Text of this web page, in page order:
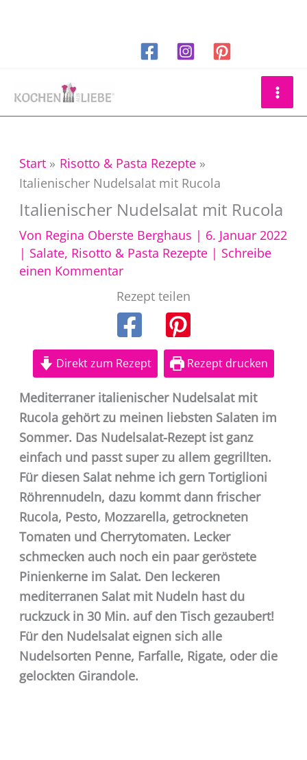
Start
Risotto & Pasta Rezepte
Italienischer Nudelsalat mit Rucola
Italienischer Nudelsalat mit Rucola
Von Regina Oberste Berghaus | 6. Januar 2022
| Salate, Risotto & Pasta Rezepte| Schreibe
einen Kommentar
Rezept teilen
Direkt zum Rezept Rezept drucken
Mediterraner italienischer Nudelsalat mit
Rucola gehört zu meinen liebsten Salaten im
Sommer. Das Nudelsalat-Rezept ist ganz
einfach und passt super zu allem gegrillten.
Für diesen Salat nehme ich gern Tortiglioni
Röhrennudeln, dazu kommt dann frischer
Rucola, Pesto, Mozzarella, getrockneten
Tomaten und Cherrytomaten. Lecker
schmecken auch noch ein paar geröstete
Pinienkerne im Salat. Den leckeren
mediterranen Salat mit Nudeln hast du
ruckzuck in 30 Min. auf den Tisch gezaubert!
Für den Nudelsalat eignen sich alle
Nudelsorten Penne, Farfalle, Rigate, oder die
gelockten Girandole.